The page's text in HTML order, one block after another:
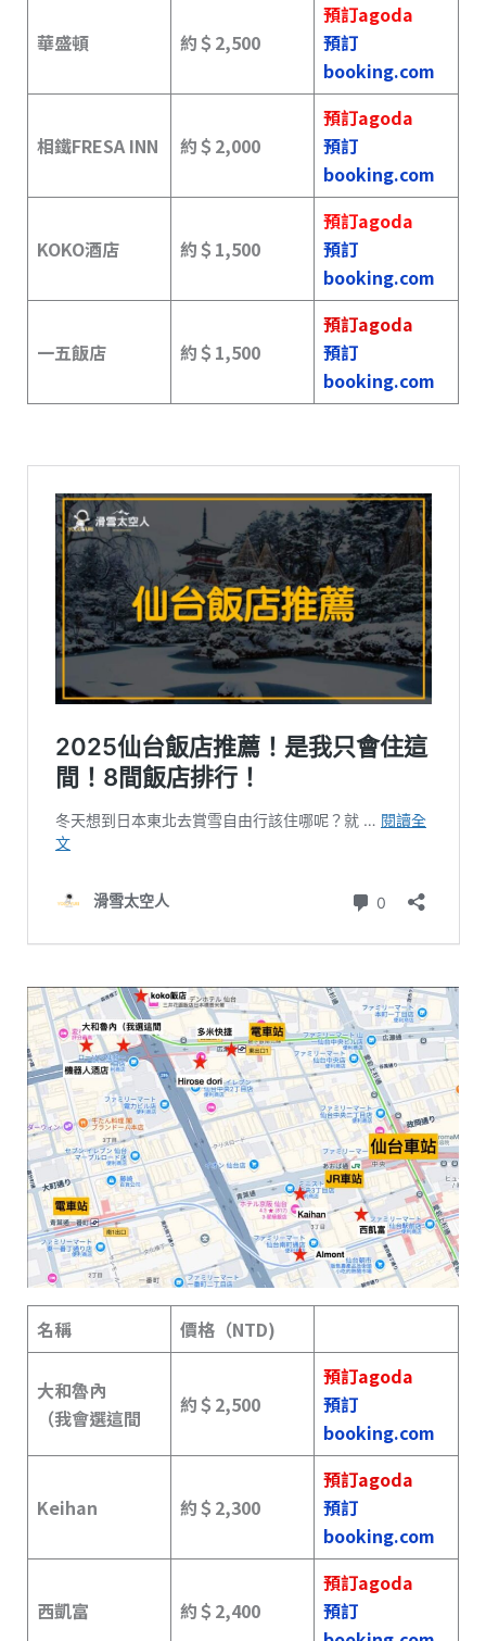
華盛頓 約＄ 2,500
預訂agoda
預訂
booking.com
相鐵FRESA INN 約＄2,000
預訂agoda
預訂
booking.com
KOKO酒店 約＄1,500
預訂agoda
預訂
booking.com
一五飯店 約＄1,500
預訂agoda
預訂
booking.com
名稱 價格（NTD)
大和魯內
（我會選這間
約＄2,500
預訂agoda
預訂
booking.com
Keihan 約＄ 2,300
預訂agoda
預訂
booking.com
西凱富 約＄2,400
預訂agoda
預訂